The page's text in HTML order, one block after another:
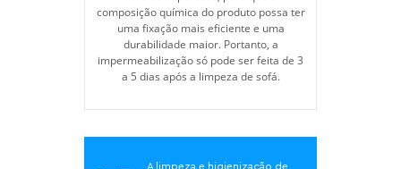
composição química do produto possa ter
uma fixação mais eficiente e uma
durabilidade maior. Portanto, a
impermeabilização só pode ser feita de 3
a 5 dias após a limpeza de sofá.
A limpeza e higienização de